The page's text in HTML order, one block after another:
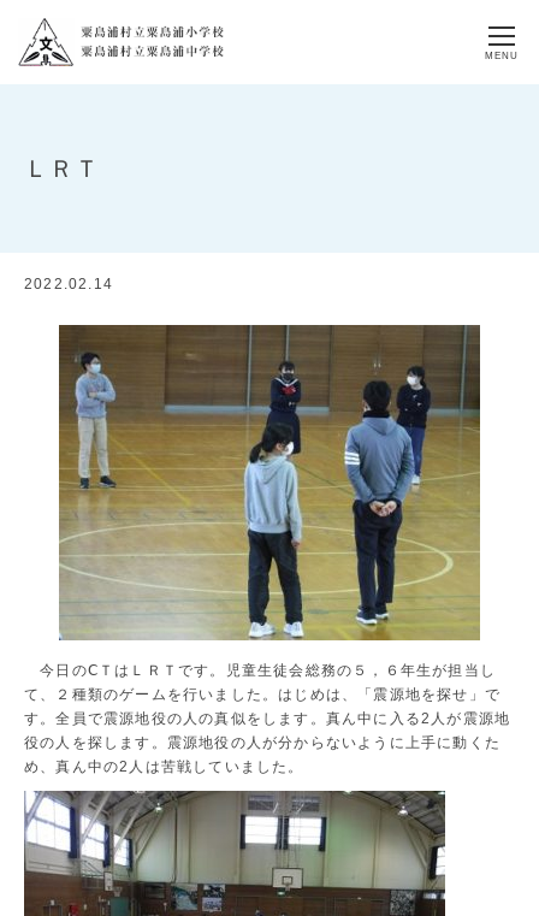
MENU
ＬＲＴ
2022.02.14
今日のⅭＴはＬＲＴです。児童生徒会総務の５，６年生が担当し
て、２種類のゲームを行いました。はじめは、「震源地を探せ」で
す。全員で震源地役の人の真似をします。真ん中に入る2人が震源地
役の人を探します。震源地役の人が分からないように上手に動くた
め、真ん中の2人は苦戦していました。